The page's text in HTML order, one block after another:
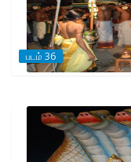
படம் 36